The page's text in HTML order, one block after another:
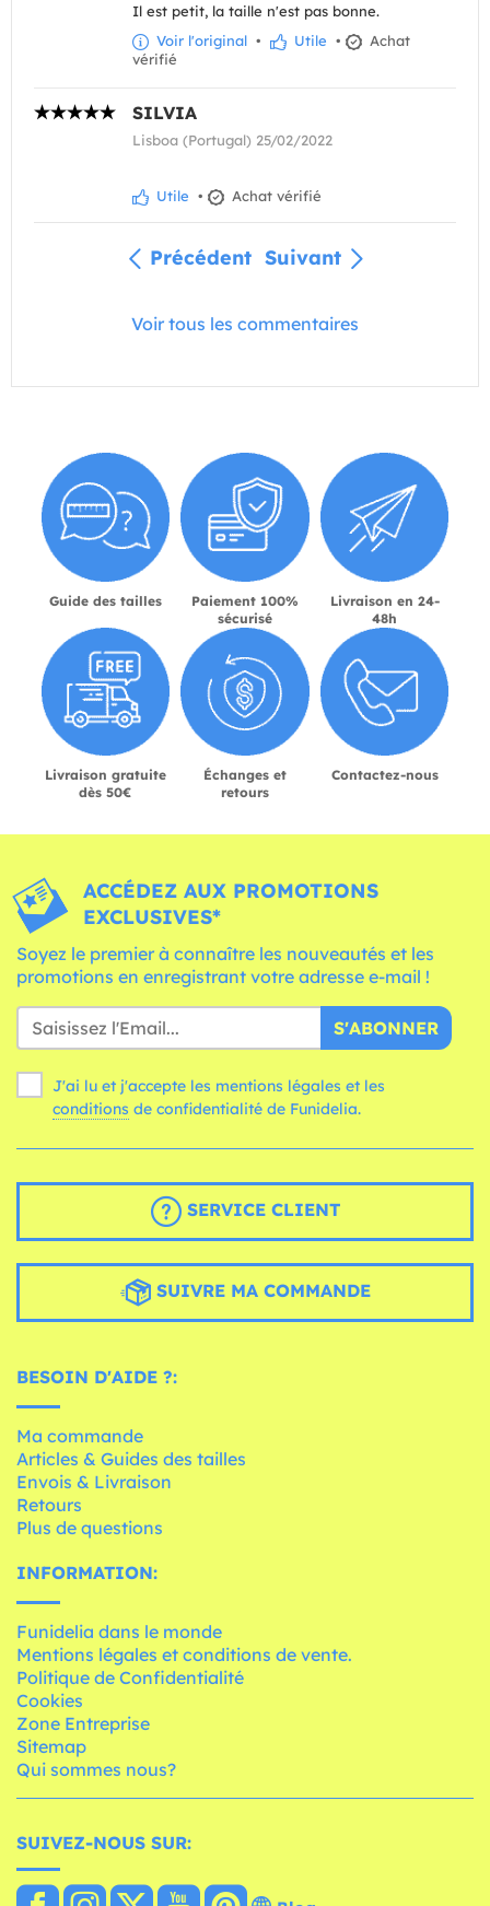
Il est petit, la taille n'est pas bonne.
Voir l'original • Utile •
Achat
vérifié
SILVIA
Lisboa (Portugal) 25/02/2022
Utile • Achat vérifié
Précédent Suivant
Voir tous les commentaires
Guide des tailles
Paiement 100%
sécurisé
Livraison en 24-
48h
Livraison gratuite
dès 50€
Échanges et
retours
Contactez-nous
ACCÉDEZ AUX PROMOTIONS
EXCLUSIVES*
Soyez le premier à connaître les nouveautés et les
promotions en enregistrant votre adresse e-mail !
S'ABONNER
J'ai lu et j'accepte les mentions légales et les
conditions de confidentialité de Funidelia.
SERVICE CLIENT
SUIVRE MA COMMANDE
BESOIN D'AIDE ?:
Ma commande
Articles & Guides des tailles
Envois & Livraison
Retours
Plus de questions
INFORMATION:
Funidelia dans le monde
Mentions légales et conditions de vente.
Politique de Confidentialité
Cookies
Zone Entreprise
Sitemap
Qui sommes nous?
SUIVEZ-NOUS SUR: